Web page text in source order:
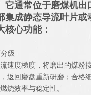
它通常位于磨煤机出
集成静态导流叶片或
核心功能：
级
速度梯度，将磨出的煤
返回磨盘重新研磨；合格
烧效率与稳定性。